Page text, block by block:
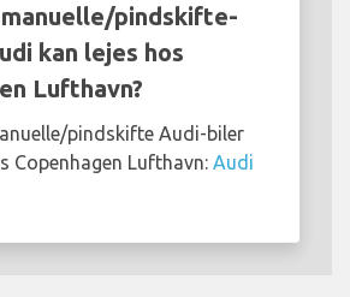
pindskifte-
kan lejes hos
Lufthavn?
pindskifte Audi-biler
Copenhagen Lufthavn: Audi